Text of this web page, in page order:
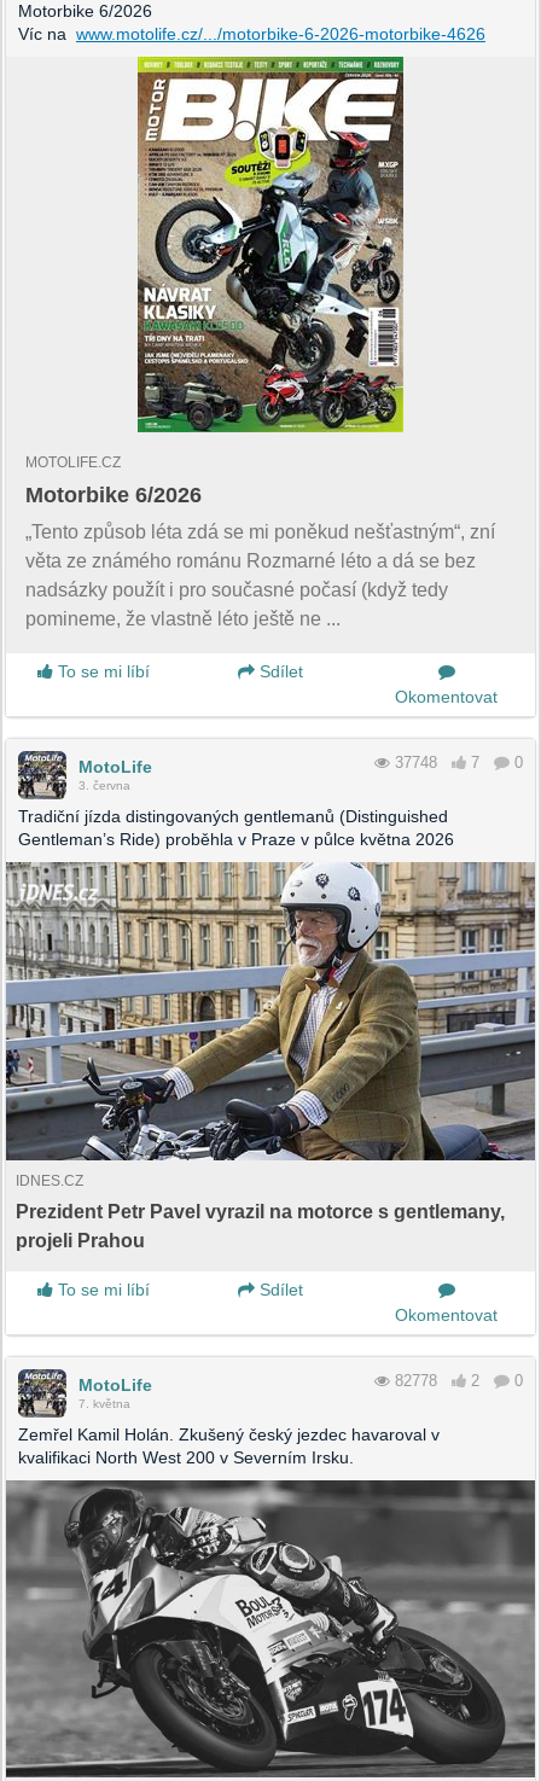
Motorbike 6/2026
Víc na www.motolife.cz/.../motorbike-6-2026-motorbike-4626
MOTOLIFE.CZ
Motorbike 6/2026
„Tento způsob léta zdá se mi poněkud nešťastným“, zní
věta ze známého románu Rozmarné léto a dá se bez
nadsázky použít i pro současné počasí (když tedy
pomineme, že vlastně léto ještě ne ...
To se mi líbí
Sdílet
Okomentovat
MotoLife
3. června
37748 7 0
Tradiční jízda distingovaných gentlemanů (Distinguished
Gentleman’s Ride) proběhla v Praze v půlce května 2026
IDNES.CZ
Prezident Petr Pavel vyrazil na motorce s gentlemany,
projeli Prahou
To se mi líbí
Sdílet
Okomentovat
MotoLife
7. května
82778 2 0
Zemřel Kamil Holán. Zkušený český jezdec havaroval v
kvalifikaci North West 200 v Severním Irsku.